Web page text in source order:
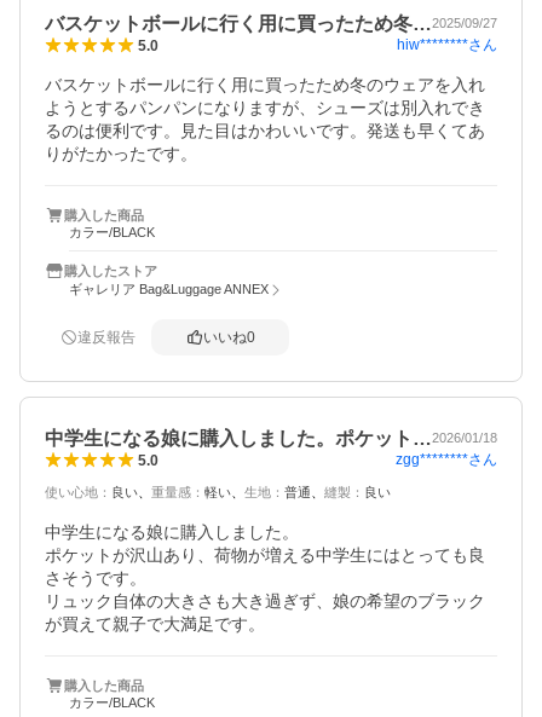
バスケットボールに行く用に買ったため冬…2025/09/27
5.0 hiw********さん
バスケットボールに行く用に買ったため冬のウェアを入れ
ようとするパンパンになりますが、シューズは別入れでき
るのは便利です。見た目はかわいいです。発送も早くてあ
りがたかったです。
購入した商品
カラー/BLACK
購入したストア
ギャレリア Bag&Luggage ANNEX
違反報告 いいね0
中学生になる娘に購入しました。ポケット…2026/01/18
5.0 zgg********さん
使い心地 ： 良い 重量感 ： 軽い 生地 ： 普通 縫製 ： 良い
中学生になる娘に購入しました。
ポケットが沢山あり、荷物が増える中学生にはとっても良
さそうです。
リュック自体の大きさも大き過ぎず、娘の希望のブラック
が買えて親子で大満足です。
購入した商品
カラー/BLACK